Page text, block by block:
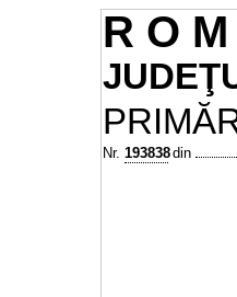
R O M
Nr. 193838din